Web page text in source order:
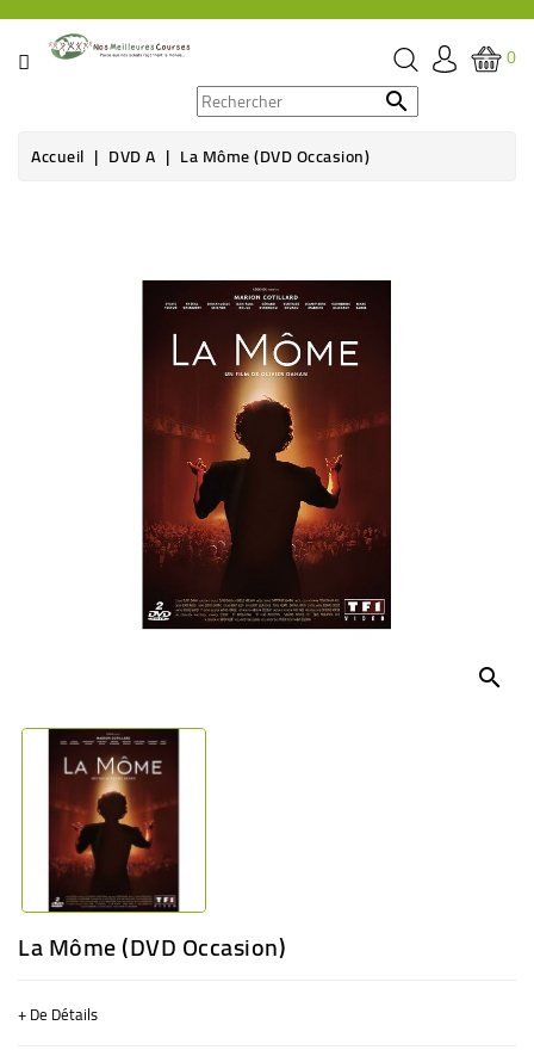
CATÉGORIE
ÉPICERIE
0

Accueil DVD A La Môme (DVD Occasion)
search
La Môme (DVD Occasion)
+ De Détails